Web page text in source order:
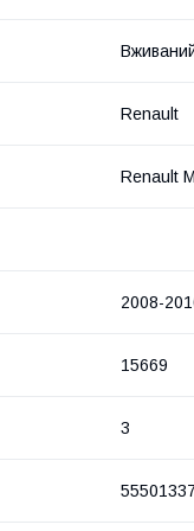
Renault
Renault
2008-
15669
3